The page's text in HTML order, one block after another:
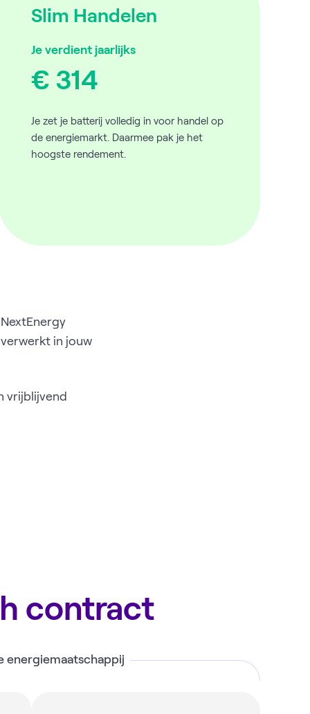
Slim Handelen
Je verdient jaarlijks
€ 314
Je zet je batterij volledig in voor handel op
de energiemarkt. Daarmee pak je het
hoogste rendement.
in jouw
vrijblijvend
contract
energiemaatschappij